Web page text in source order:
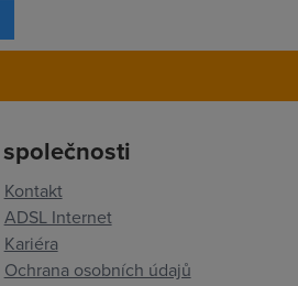
Kontakt
ADSL Internet
Kariéra
Ochrana osobních údajů